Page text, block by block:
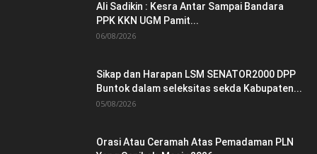
Ali Sadikin : Kesra Antar Sampai Bandara
PPK KKN UGM Pamit...
06/08/2026
Sikap dan Harapan LSM SENATOR2000 DPP
Buntok dalam seleksitas sekda Kabupaten...
05/08/2026
Orasi Atau Ceramah Atas Pemadaman PLN